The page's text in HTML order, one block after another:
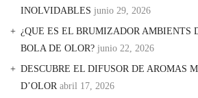
INOLVIDABLES junio 29, 2026
¿QUE ES EL BRUMIZADOR AMBIENTS
BOLA DE OLOR? junio 22, 2026
DESCUBRE EL DIFUSOR DE AROMAS
D’OLOR abril 17, 2026